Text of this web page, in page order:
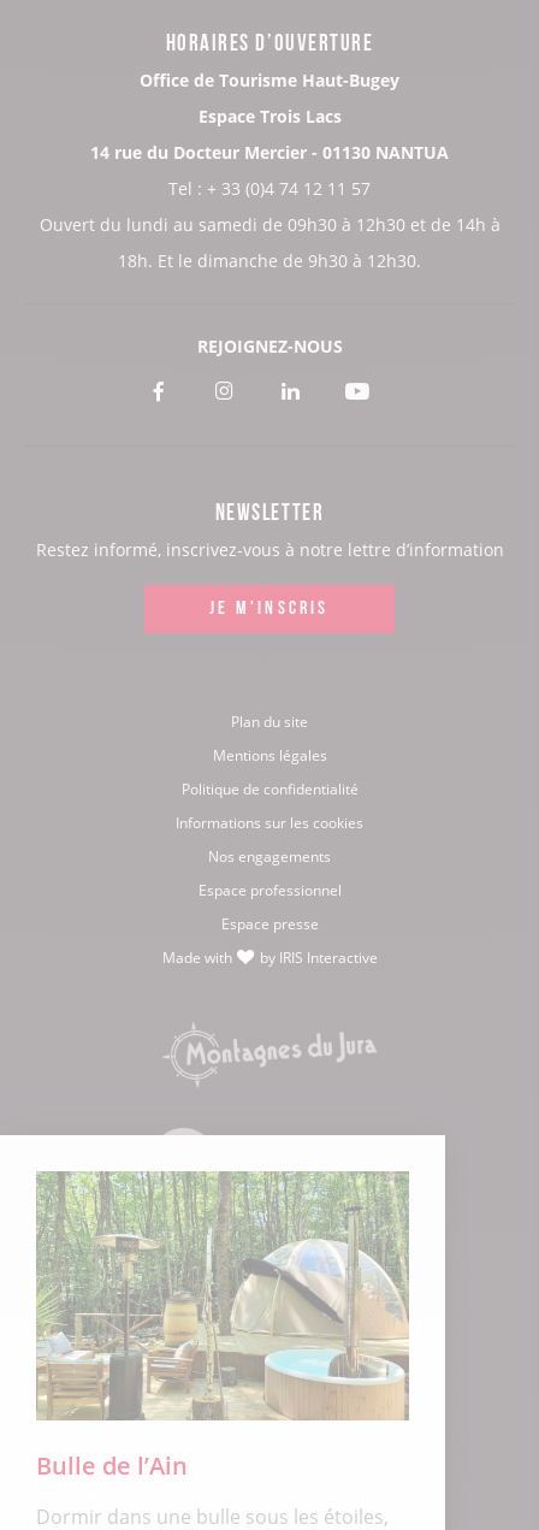
Bulle de l’Ain
Dormir dans une bulle sous les étoiles,
HORAIRES D’OUVERTURE
Office de Tourisme Haut-Bugey
Espace Trois Lacs
14 rue du Docteur Mercier - 01130 NANTUA
Tel : + 33 (0)4 74 12 11 57
Ouvert du lundi au samedi de 09h30 à 12h30 et de 14h à
18h. Et le dimanche de 9h30 à 12h30.
REJOIGNEZ-NOUS
Voir
Facebook
Voir
Instagram
Voir
LinkedIn
Voir
Youtube
NEWSLETTER
Restez informé, inscrivez-vous à notre lettre d’information
JE M'INSCRIS
Plan du site
Mentions légales
Politique de confidentialité
Informations sur les cookies
Nos engagements
Espace professionnel
Espace presse
Made with
by IRIS Interactive